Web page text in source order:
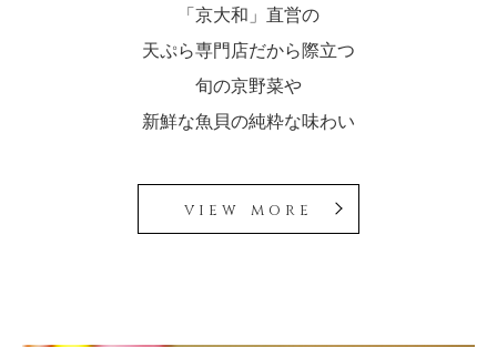
「京大和」直営の
天ぷら専門店だから際立つ
旬の京野菜や
新鮮な魚貝の純粋な味わい
view more